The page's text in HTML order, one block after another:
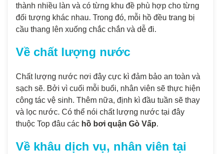
thành nhiều làn và có từng khu đề phù hợp cho từng
đối tượng khác nhau. Trong đó, mỗi hồ đều trang bị
cầu thang lên xuống chắc chắn và dễ đi.
Về chất lượng nước
Chất lượng nước nơi đây cực kì đảm bảo an toàn và
sạch sẽ. Bởi vì cuối mỗi buổi, nhân viên sẽ thực hiện
công tác vệ sinh. Thêm nữa, định kì đầu tuần sẽ thay
và lọc nước. Có thể nói chất lượng nước tại đây
thuộc Top đâu các hồ bơi quận Gò Vấp.
Về khâu dịch vụ, nhân viên tại